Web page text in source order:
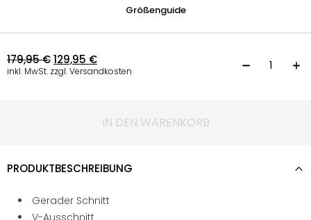
Größenguide
179,95€129,95 €
inkl. MwSt. zzgl. Versandkosten
IN DEN WARENKORB
PRODUKTBESCHREIBUNG
Gerader Schnitt